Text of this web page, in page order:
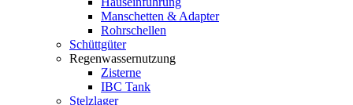
Manschetten & Adapter
Rohrschellen
Schüttgüter
Regenwassernutzung
Zisterne
IBC Tank
Stelzlager